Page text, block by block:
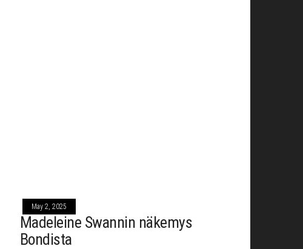
May 2, 2025
Madeleine Swannin näkemys
Bondista